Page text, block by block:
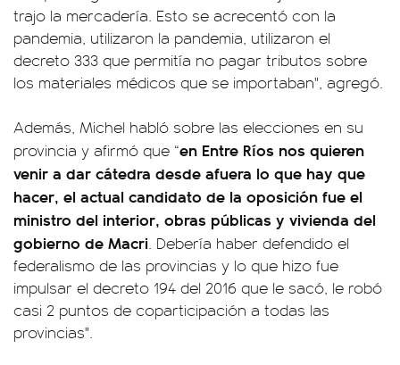
trajo la mercadería. Esto se acrecentó con la
pandemia, utilizaron la pandemia, utilizaron el
decreto 333 que permitía no pagar tributos sobre
los materiales médicos que se importaban", agregó.
Además, Michel habló sobre las elecciones en su
provincia y afirmó que “en Entre Ríos nos quieren
venir a dar cátedra desde afuera lo que hay que
hacer, el actual candidato de la oposición fue el
ministro del interior, obras públicas y vivienda del
gobierno de Macri. Debería haber defendido el
federalismo de las provincias y lo que hizo fue
impulsar el decreto 194 del 2016 que le sacó, le robó
casi 2 puntos de coparticipación a todas las
provincias".